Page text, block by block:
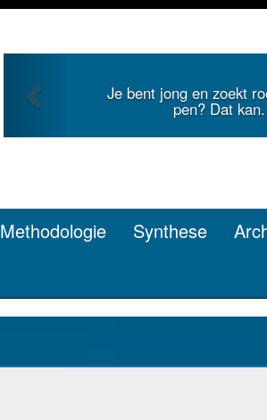
Je duidt internationale
Minerva.
Methodologie Synthese